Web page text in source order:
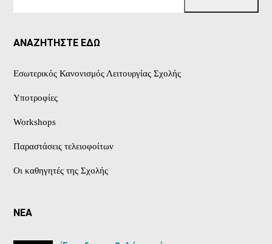
ΑΝΑΖΗΤΗΣΤΕ ΕΔΩ
Εσωτερικός Κανονισμός Λειτουργίας Σχολής
Υποτροφίες
Workshops
Παραστάσεις τελειοφοίτων
Οι καθηγητές της Σχολής
ΝΕΑ